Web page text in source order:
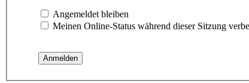
Angemeldet bleiben
Meinen Online-Status während dieser Sitzung